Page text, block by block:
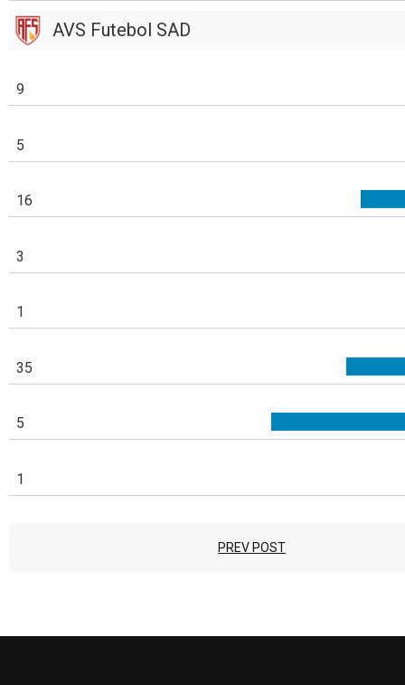
AVS Futebol SAD
9
5
16
3
1
35
5
1
PREV POST